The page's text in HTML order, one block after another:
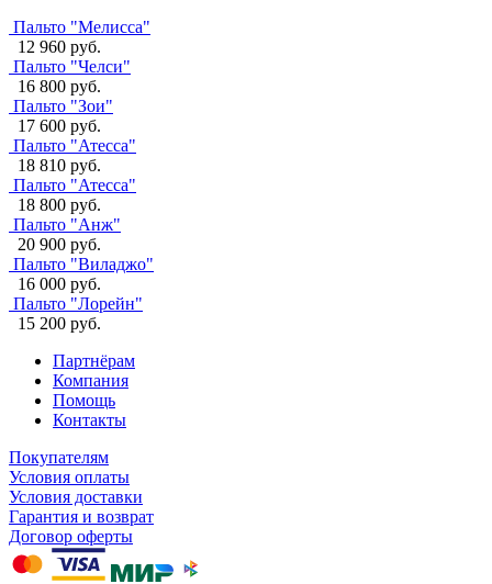
Пальто "Мелисса"
12 960 руб.
Пальто "Челси"
16 800 руб.
Пальто "Зои"
17 600 руб.
Пальто "Атесса"
18 810 руб.
Пальто "Атесса"
18 800 руб.
Пальто "Анж"
20 900 руб.
Пальто "Виладжо"
16 000 руб.
Пальто "Лорейн"
15 200 руб.
Партнёрам
Компания
Помощь
Контакты
Покупателям
Условия оплаты
Условия доставки
Гарантия и возврат
Договор оферты